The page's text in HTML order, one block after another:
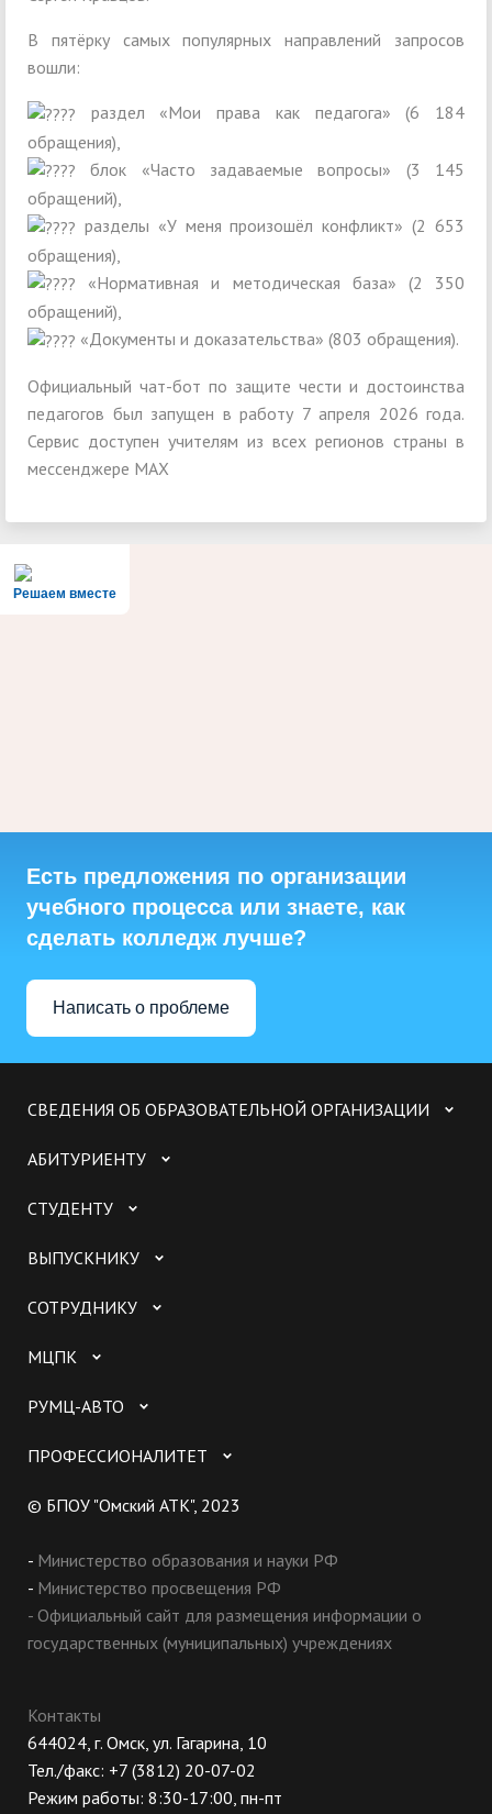
В пятёрку самых популярных направлений запросов
вошли:
раздел «Мои права как педагога» (6 184
обращения),
блок «Часто задаваемые вопросы» (3 145
обращений),
разделы «У меня произошёл конфликт» (2 653
обращения),
«Нормативная и методическая база» (2 350
обращений),
«Документы и доказательства» (803 обращения).
Официальный чат-бот по защите чести и достоинства
педагогов был запущен в работу 7 апреля 2026 года.
Сервис доступен учителям из всех регионов страны в
мессенджере МАХ
Решаем вместе
Есть предложения по организации
учебного процесса или знаете, как
сделать колледж лучше?
Написать о проблеме
СВЕДЕНИЯ ОБ ОБРАЗОВАТЕЛЬНОЙ ОРГАНИЗАЦИИ
АБИТУРИЕНТУ
СТУДЕНТУ
ВЫПУСКНИКУ
СОТРУДНИКУ
МЦПК
РУМЦ-АВТО
ПРОФЕССИОНАЛИТЕТ
© БПОУ "Омский АТК", 2023
- Министерство образования и науки РФ
- Министерство просвещения РФ
- Официальный сайт для размещения информации о
государственных (муниципальных) учреждениях
Контакты
644024, г. Омск, ул. Гагарина, 10
Тел./факс: +7 (3812) 20-07-02
Режим работы: 8:30-17:00, пн-пт